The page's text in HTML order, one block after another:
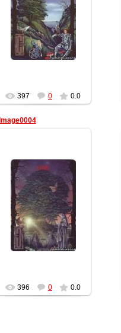
10.02.2012
Геката
397 0 0.0
Image0004
10.02.2012
Геката
396 0 0.0